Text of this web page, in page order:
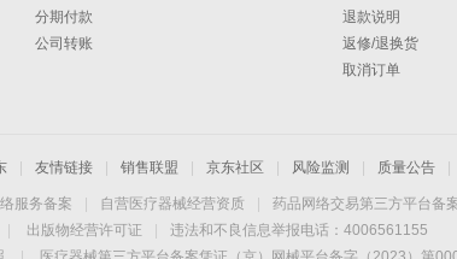
分期付款
公司转账
退款说明
返修/退换货
取消订单
友情链接 销售联盟 京东社区 风险监测 质量公告
服务备案 自营医疗器械经营资质 药品网络交易第三方平台备
出版物经营许可证
违法和不良信息举报电话：4006561155